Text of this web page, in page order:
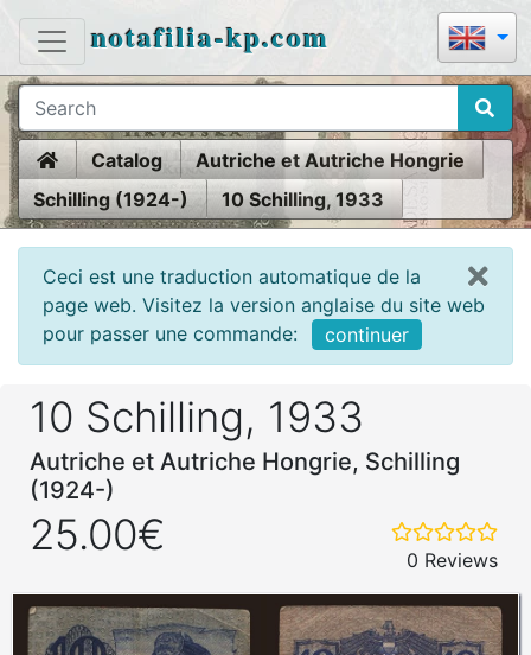
notafilia-kp.com
HomeCatalog
Autriche et Autriche Hongrie
Schilling (1924-)
10 Schilling, 1933
Ceci est une traduction automatique de la
page web. Visitez la version anglaise du site web
pour passer une commande:
continuer
10 Schilling, 1933
Autriche et Autriche Hongrie, Schilling
(1924-)
25.00€
0 Reviews